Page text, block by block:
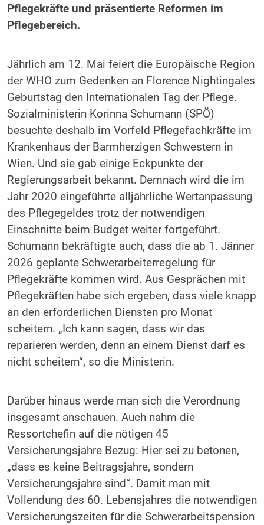
Pflegekräfte und präsentierte Reformen im
Pflegebereich.
Jährlich am 12. Mai feiert die Europäische Region
der WHO zum Gedenken an Florence Nightingales
Geburtstag den Internationalen Tag der Pflege.
Sozialministerin Korinna Schumann (SPÖ)
besuchte deshalb im Vorfeld Pflegefachkräfte im
Krankenhaus der Barmherzigen Schwestern in
Wien. Und sie gab einige Eckpunkte der
Regierungsarbeit bekannt. Demnach wird die im
Jahr 2020 eingeführte alljährliche Wertanpassung
des Pflegegeldes trotz der notwendigen
Einschnitte beim Budget weiter fortgeführt.
Schumann bekräftigte auch, dass die ab 1. Jänner
2026 geplante Schwerarbeiterregelung für
Pflegekräfte kommen wird. Aus Gesprächen mit
Pflegekräften habe sich ergeben, dass viele knapp
an den erforderlichen Diensten pro Monat
scheitern. „Ich kann sagen, dass wir das
reparieren werden, denn an einem Dienst darf es
nicht scheitern“, so die Ministerin.
Darüber hinaus werde man sich die Verordnung
insgesamt anschauen. Auch nahm die
Ressortchefin auf die nötigen 45
Versicherungsjahre Bezug: Hier sei zu betonen,
„dass es keine Beitragsjahre, sondern
Versicherungsjahre sind“. Damit man mit
Vollendung des 60. Lebensjahres die notwendigen
Versicherungszeiten für die Schwerarbeitspension